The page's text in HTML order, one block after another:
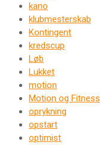
kano
klubmesterskab
Kontingent
kredscup
Løb
Lukket
motion
Motion og Fitness
oprykning
opstart
optimist